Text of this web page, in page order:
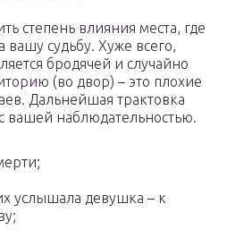
степень влияния места, где
вашу судьбу. Хуже всего,
бродячей и случайно
(во двор) – это плохие
Дальнейшая трактовка
вашей наблюдательностью.
услышала девушка – к